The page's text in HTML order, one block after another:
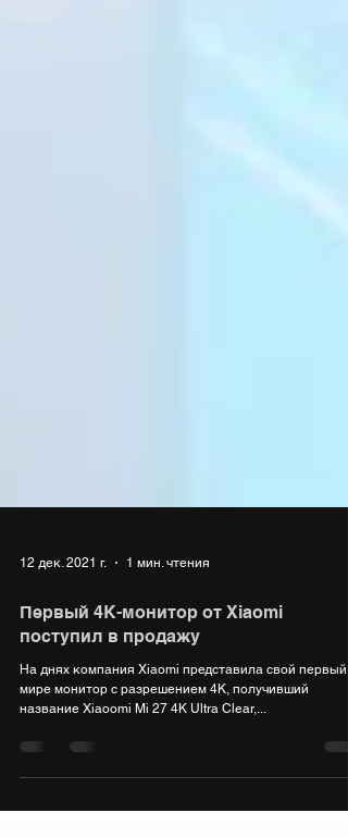
12 дек. 2021 г. 1 мин. чтения
Первый 4K-монитор от Xiaomi
поступил в продажу
На днях компания Xiaomi представила свой первый